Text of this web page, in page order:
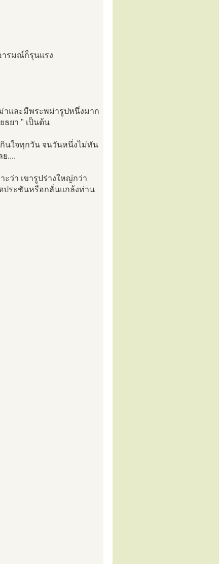
ารมณ์ก็รุนแรง
าและมีพระพม่ารูปหนึ่งมาก
ธยา " เป็นต้น
นใจทุกวัน จนวันหนึ่งไม่ทัน
....
ะว่า เขารูปร่างใหญ่กว่า
ประชันหรือกลั่นแกล้งท่าน